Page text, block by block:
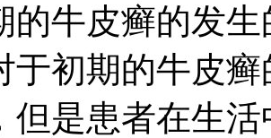
的牛皮癣的发
于初期的牛皮
但是患者在生